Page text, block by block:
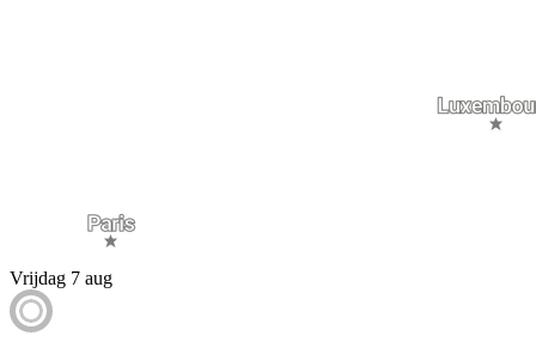
Vrijdag 7 aug